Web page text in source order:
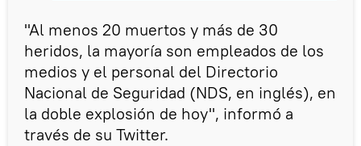
"Al menos 20 muertos y más de 30
heridos, la mayoría son empleados de los
medios y el personal del Directorio
Nacional de Seguridad (NDS, en inglés), en
la doble explosión de hoy", informó a
través de su Twitter.